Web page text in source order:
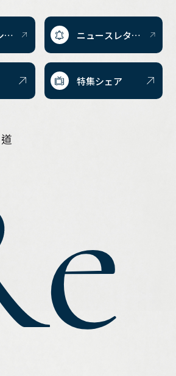
ョ
ニュースレター
を購読する
特集シェア